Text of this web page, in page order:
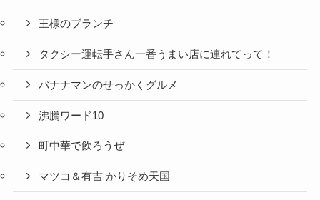
王様のブランチ
タクシー運転手さん一番うまい店に連れてって！
バナナマンのせっかくグルメ
沸騰ワード10
町中華で飲ろうぜ
マツコ＆有吉 かりそめ天国